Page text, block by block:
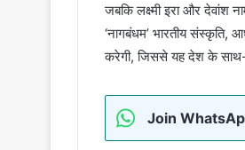
जबकि लक्ष्मी इरा और देवांश
‘नागबंधम’ भारतीय
करेगी, जिससे यह देश के साथ-
Join